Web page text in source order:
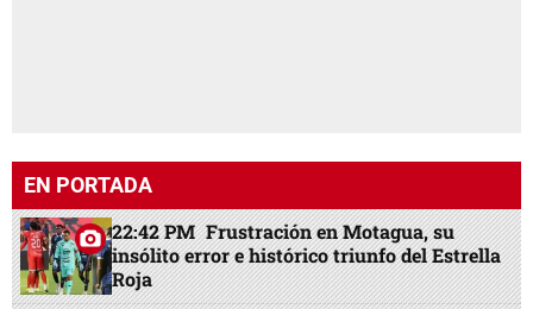
EN PORTADA
22:42 PM Frustración en Motagua, su
insólito error e histórico triunfo del Estrella
Roja